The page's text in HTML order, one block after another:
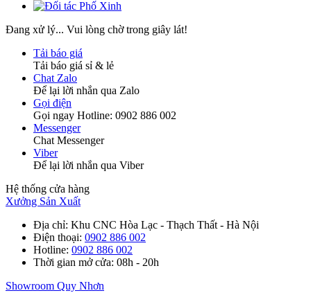
Đang xử lý... Vui lòng chờ trong giây lát!
Tải báo giá
Tải báo giá sỉ & lẻ
Chat Zalo
Để lại lời nhắn qua Zalo
Gọi điện
Gọi ngay Hotline: 0902 886 002
Messenger
Chat Messenger
Viber
Để lại lời nhắn qua Viber
Hệ thống cửa hàng
Xưởng Sản Xuất
Địa chỉ: Khu CNC Hòa Lạc - Thạch Thất - Hà Nội
Điện thoại: 0902 886 002
Hotline: 0902 886 002
Thời gian mở cửa: 08h - 20h
Showroom Quy Nhơn